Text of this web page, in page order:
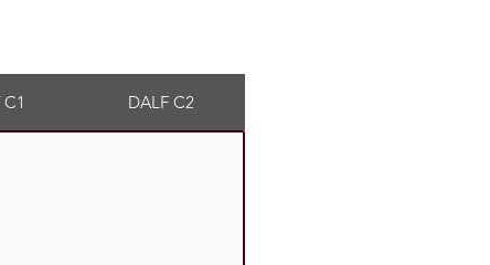
DALF C2